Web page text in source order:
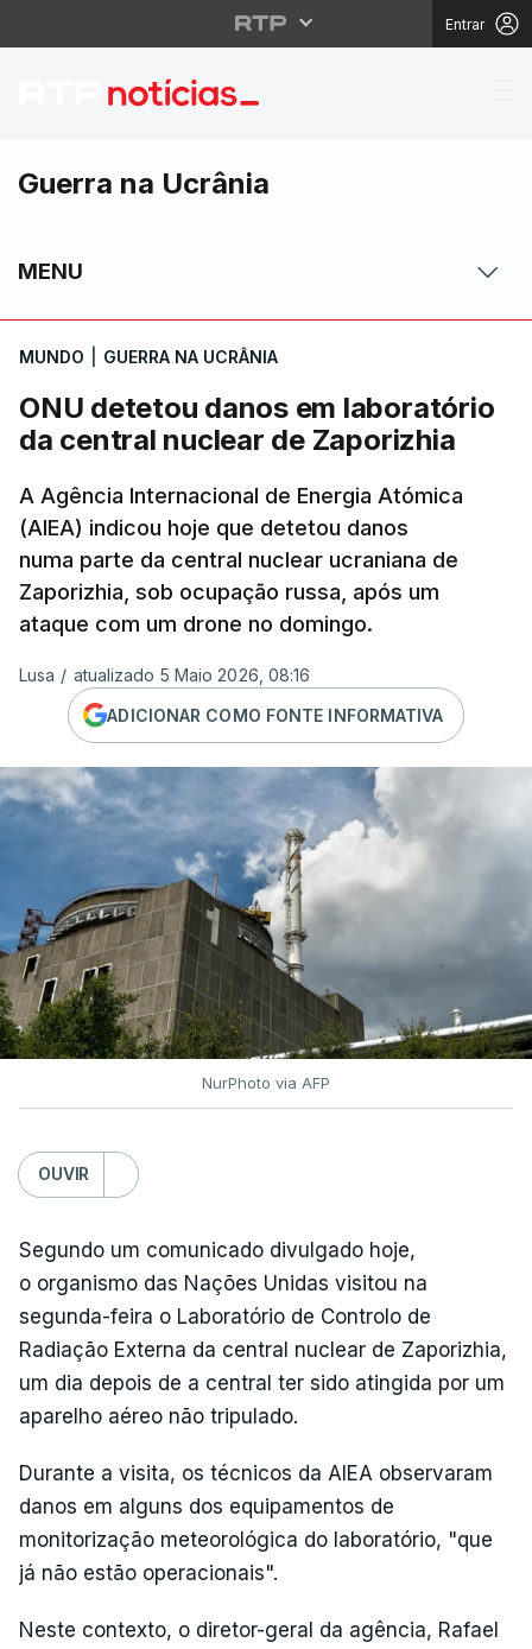
Entrar
ONU detetou danos
Guerra na Ucrânia
MENU
MUNDO GUERRA NA UCRÂNIA
ONU detetou danos em laboratório
da central nuclear de Zaporizhia
A Agência Internacional de Energia Atómica
(AIEA) indicou hoje que detetou danos
numa parte da central nuclear ucraniana de
Zaporizhia, sob ocupação russa, após um
ataque com um drone no domingo.
Lusa / atualizado 5 Maio 2026, 08:16
ADICIONAR COMO FONTE INFORMATIVA
NurPhoto via AFP
OUVIR
Segundo um comunicado divulgado hoje,
o organismo das Nações Unidas visitou na
segunda-feira o Laboratório de Controlo de
Radiação Externa da central nuclear de Zaporizhia,
um dia depois de a central ter sido atingida por um
aparelho aéreo não tripulado.
Durante a visita, os técnicos da AIEA observaram
danos em alguns dos equipamentos de
monitorização meteorológica do laboratório, "que
já não estão operacionais".
Neste contexto, o diretor-geral da agência, Rafael